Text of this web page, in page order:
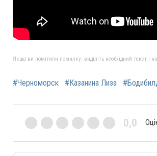
Якщо ви помітили помилку, виділіть необхідний текст і
#Черноморск #Казанина Лиза
0,0